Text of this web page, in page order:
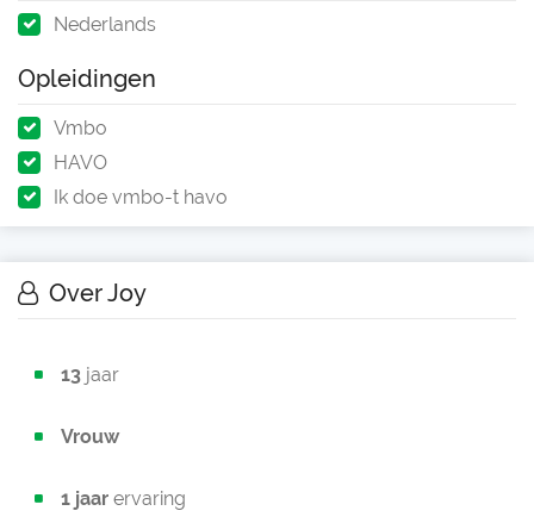
Nederlands
Opleidingen
Vmbo
HAVO
Ik doe vmbo-t havo
Over Joy
13 jaar
Vrouw
1 jaar ervaring